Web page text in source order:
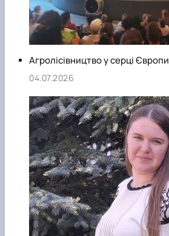
Агролісівництво у серці Європи
04.07.2026